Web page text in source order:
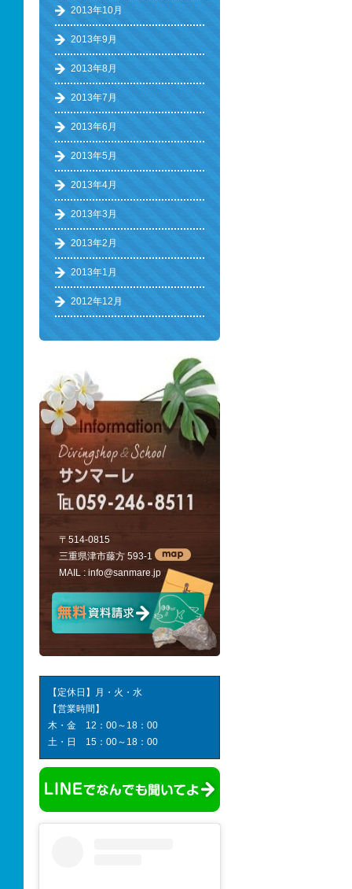
2013年10月
2013年9月
2013年8月
2013年7月
2013年6月
2013年5月
2013年4月
2013年3月
2013年2月
2013年1月
2012年12月
〒514-0815
三重県津市藤方 593-1
MAIL : info@sanmare.jp
【定休日】月・火・水
【営業時間】
木・金 12：00～18：00
土・日 15：00～18：00